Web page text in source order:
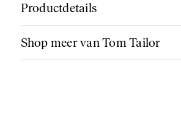
Productdetails
Shop meer van Tom Tailor